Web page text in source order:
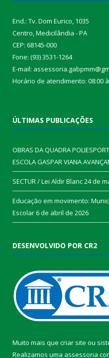
End.: Tv. Dom Eurico, 1035
Centro, Medicilândia - PA
CEP: 68145-000
Fone: (93) 3531-1264
E-mail:
Horário de atendimento: 08:00
ÚLTIMAS PUBLICAÇÕES
OBRAS DA QUADRA
ESCOLA GASPAR VIANA
SECTUR / Lei Aldir Blanc24 de
Educação em movimento:
Escolar6 de abril de 2026
DESENVOLVIDO POR CR2
Muito mais que criar site ou
Realizamos uma assessoria